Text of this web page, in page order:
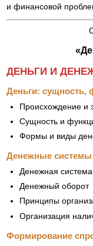
и финансовой
ДЕНЬГИ И
Деньги: сущность,
Происхождение и
Сущность и
Формы и виды
Денежные
Денежная система
Денежный оборот
Принципы
Организация
Формирование